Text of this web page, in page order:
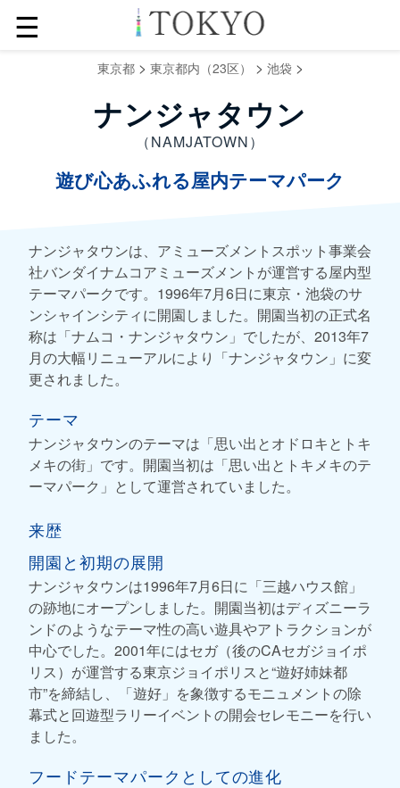
☰
東京都> 東京都内（23区） > 池袋>
ナンジャタウン
（NAMJATOWN）
遊び心あふれる屋内テーマパーク
ナンジャタウンは、アミューズメントスポット事業会
社バンダイナムコアミューズメントが運営する屋内型
テーマパークです。1996年7月6日に東京・池袋のサ
ンシャインシティに開園しました。開園当初の正式名
称は「ナムコ・ナンジャタウン」でしたが、2013年7
月の大幅リニューアルにより「ナンジャタウン」に変
更されました。
テーマ
ナンジャタウンのテーマは「思い出とオドロキとトキ
メキの街」です。開園当初は「思い出とトキメキのテ
ーマパーク」として運営されていました。
来歴
開園と初期の展開
ナンジャタウンは1996年7月6日に「三越ハウス館」
の跡地にオープンしました。開園当初はディズニーラ
ンドのようなテーマ性の高い遊具やアトラクションが
中心でした。2001年にはセガ（後のCAセガジョイポ
リス）が運営する東京ジョイポリスと“遊好姉妹都
市”を締結し、「遊好」を象徴するモニュメントの除
幕式と回遊型ラリーイベントの開会セレモニーを行い
ました。
フードテーマパークとしての進化